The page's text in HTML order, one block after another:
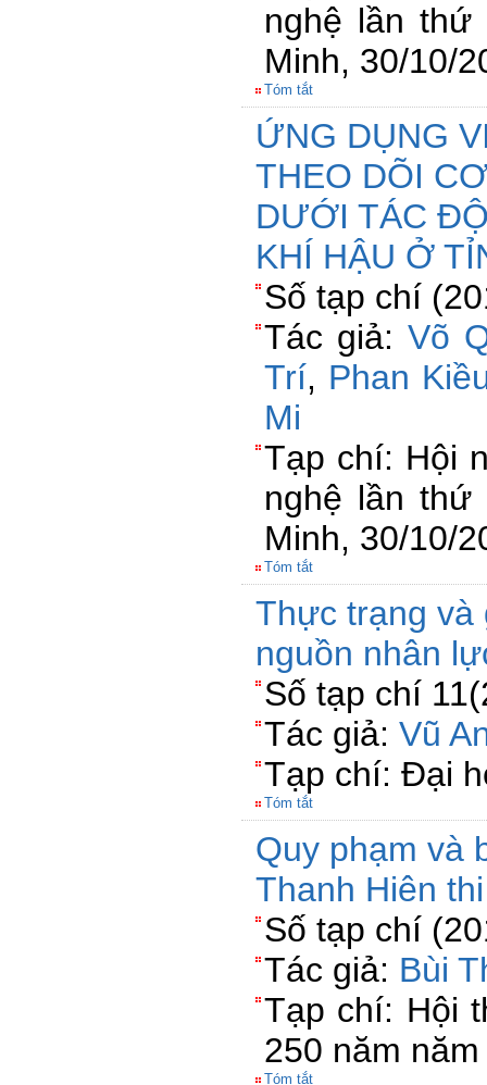
nghệ lần thứ
Minh, 30/10/
Tóm tắt
ỨNG DỤNG
THEO DÕI
DƯỚI TÁC
KHÍ HẬU Ở
Số tạp chí
Tác giả: Võ
Trí, Phan
Mi
Tạp chí: Hội
nghệ lần thứ
Minh, 30/10/
Tóm tắt
Thực trạng và
nguồn nhân
Số tạp chí
Tác giả: Vũ
Tạp chí: Đại
Tóm tắt
Quy phạm và
Thanh Hiên
Số tạp chí
Tác giả: Bùi
Tạp chí: Hội
250 năm
Tóm tắt